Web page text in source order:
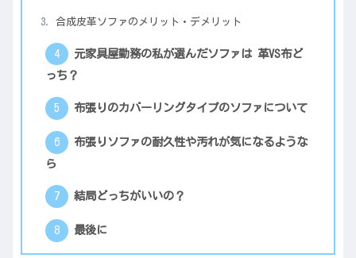
合成皮革ソファのメリット・デメリット
元家具屋勤務の私が選んだソファは 革VS布ど
っち？
布張りのカバーリングタイプのソファについて
布張りソファの耐久性や汚れが気になるような
ら
結局どっちがいいの？
最後に